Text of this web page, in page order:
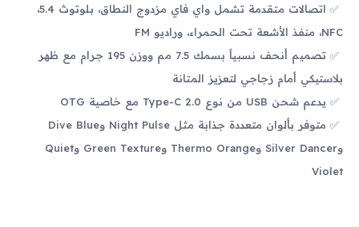
اتصالات متقدمة تشمل واي فاي مزدوج النطاق، بلوتوث 5.4،
NFC، منفذ الأشعة تحت الحمراء، وراديو FM
تصميم أنحف نسبياً بسمك 7.5 مم ووزن 195 جرام مع ظهر
بلاستيكي أمام زجاجي لتعزيز المتانة
يدعم شحن USB من نوع Type-C 2.0 مع خاصية OTG
متوفر بألوان متعددة جذابة مثل Night Pulse وDive Blue
وSilver Dancer وThermo Orange وGreen Texture وQuiet
Violet